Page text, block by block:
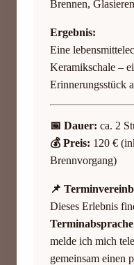
Brennen,
Ergebnis:
Eine
Keramikschale –
Erinnerungsstück
📅 Dauer: ca. 2
💰 Preis: 120 €
Brennvorgang)
📌
Dieses Erlebnis
Terminabsprache
melde ich mich
gemeinsam einen